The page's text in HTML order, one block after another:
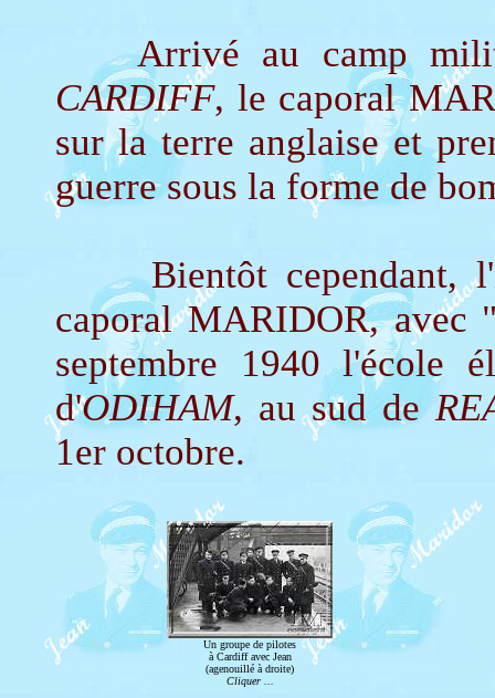
Arrivé au camp
CARDIFF, le caporal
sur la terre anglaise et
guerre sous la forme de
Bientôt cependant,
caporal MARIDOR,
septembre 1940 l'école
d'ODIHAM, au sud de
1er octobre.
Un groupe de pilotes
à Cardiff avec Jean
(agenouillé à droite)
Cliquer ...